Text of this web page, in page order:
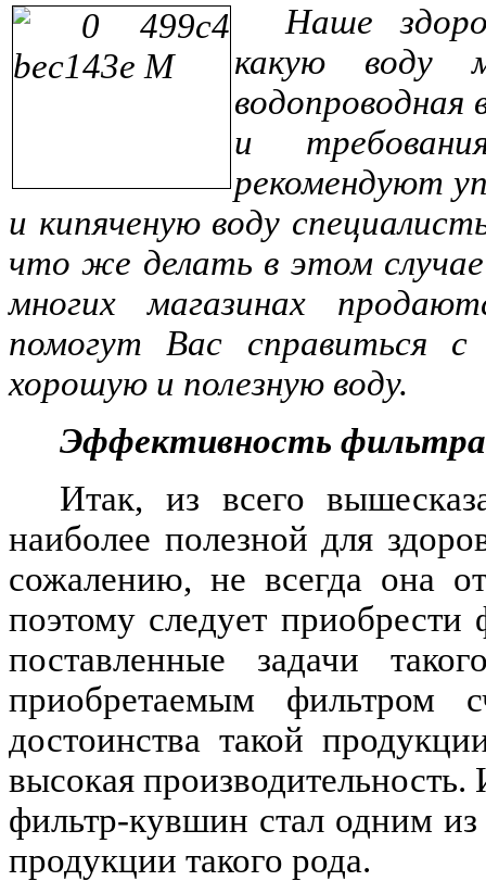
Наше
какую воду
и
рекомендуют
и кипяченую воду
что же делать в этом
многих магазинах
помогут Вас справиться
хорошую и полезную воду.
Эффективность
Итак, из всего
наиболее полезной для
сожалению, не всегда она
поэтому следует
поставленные задачи
приобретаемым фильтром
достоинства такой
высокая
фильтр-кувшин стал одним
продукции такого рода.